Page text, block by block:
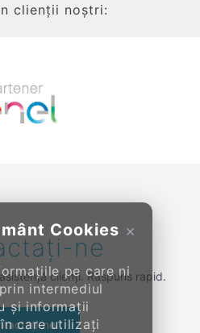
×
Cookies
pe care ni
intermediul
și informații
care utilizați
clienții noștri:
ne
clienți. Răspuns rapid.
ne